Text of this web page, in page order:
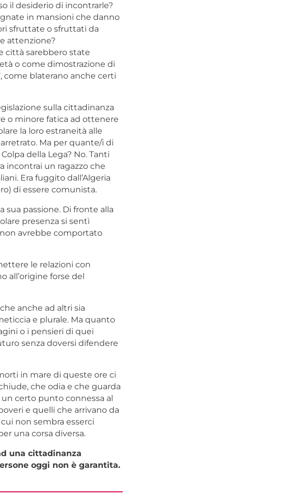
il desiderio di incontrarle?
in mansioni che danno
sfruttate o sfruttati da
attenzione?
città sarebbero state
o come dimostrazione di
come blaterano anche certi
sulla cittadinanza
o minore fatica ad ottenere
la loro estraneità alle
Ma per quante/i di
della Lega? No. Tanti
incontrai un ragazzo che
Era fuggito dall’Algeria
di essere comunista.
sua passione. Di fronte alla
presenza si sentì
avrebbe comportato
le relazioni con
all’origine forse del
anche ad altri sia
e plurale. Ma quanto
o i pensieri di quei
senza doversi difendere
in mare di queste ore ci
che odia e che guarda
un certo punto connessa al
e quelli che arrivano da
non sembra esserci
una corsa diversa.
una cittadinanza
oggi non è garantita.